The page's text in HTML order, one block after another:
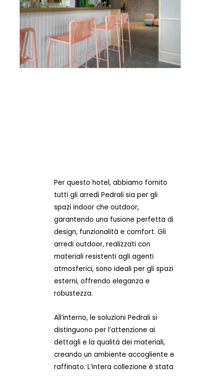
Per questo hotel, abbiamo fornito
tutti gli arredi Pedrali sia per gli
spazi indoor che outdoor,
garantendo una fusione perfetta di
design, funzionalità e comfort. Gli
arredi outdoor, realizzati con
materiali resistenti agli agenti
atmosferici, sono ideali per gli spazi
esterni, offrendo eleganza e
robustezza.
All’interno, le soluzioni Pedrali si
distinguono per l’attenzione ai
dettagli e la qualità dei materiali,
creando un ambiente accogliente e
raffinato. L’intera collezione è stata